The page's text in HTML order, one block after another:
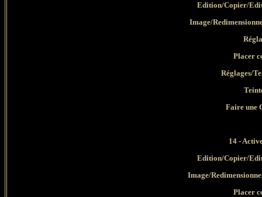
Edition/Copier/
Image/
Placer
Réglages/
Faire une
14 -
Edition/Copier/
Image/
Placer